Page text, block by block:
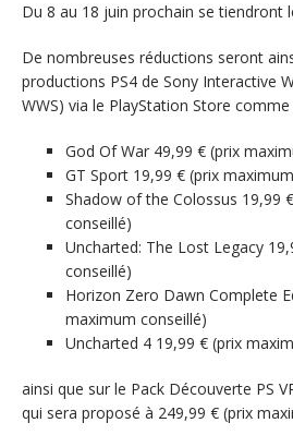
Du 8 au 18 juin prochain se tiendront
De nombreuses réductions seront
productions PS4 de Sony Interactive
WWS) via le PlayStation Store
God Of War 49,99 € (prix
GT Sport 19,99 € (prix
Shadow of the Colossus 19,99
conseillé)
Uncharted: The Lost Legacy
conseillé)
Horizon Zero Dawn Complete
maximum conseillé)
Uncharted 4 19,99 € (prix
ainsi que sur le Pack Découverte PS
qui sera proposé à 249,99 € (prix